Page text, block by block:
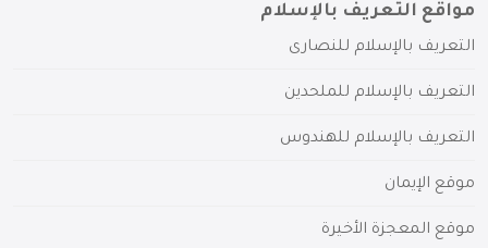
مواقع التعريف بالإسلام
التعريف بالإسلام للنصارى
التعريف بالإسلام للملحدين
التعريف بالإسلام للهندوس
موقع الإيمان
موقع المعجزة الأخيرة